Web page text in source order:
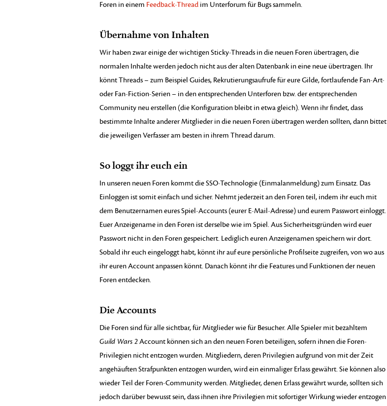
Foren in einem Feedback-Thread im Unterforum für Bugs sammeln.
Übernahme von Inhalten
Wir haben zwar einige der wichtigen Sticky-Threads in die neuen Foren übertragen, die
normalen Inhalte werden jedoch nicht aus der alten Datenbank in eine neue übertragen. Ihr
könnt Threads – zum Beispiel Guides, Rekrutierungsaufrufe für eure Gilde, fortlaufende Fan-Art-
oder Fan-Fiction-Serien – in den entsprechenden Unterforen bzw. der entsprechenden
Community neu erstellen (die Konfiguration bleibt in etwa gleich). Wenn ihr findet, dass
bestimmte Inhalte anderer Mitglieder in die neuen Foren übertragen werden sollten, dann bittet
die jeweiligen Verfasser am besten in ihrem Thread darum.
So loggt ihr euch ein
In unseren neuen Foren kommt die SSO-Technologie (Einmalanmeldung) zum Einsatz. Das
Einloggen ist somit einfach und sicher. Nehmt jederzeit an den Foren teil, indem ihr euch mit
dem Benutzernamen eures Spiel-Accounts (eurer E-Mail-Adresse) und eurem Passwort einloggt.
Euer Anzeigename in den Foren ist derselbe wie im Spiel. Aus Sicherheitsgründen wird euer
Passwort nicht in den Foren gespeichert. Lediglich euren Anzeigenamen speichern wir dort.
Sobald ihr euch eingeloggt habt, könnt ihr auf eure persönliche Profilseite zugreifen, von wo aus
ihr euren Account anpassen könnt. Danach könnt ihr die Features und Funktionen der neuen
Foren entdecken.
Die Accounts
Die Foren sind für alle sichtbar, für Mitglieder wie für Besucher. Alle Spieler mit bezahltem
Guild Wars 2Account können sich an den neuen Foren beteiligen, sofern ihnen die Foren-
Privilegien nicht entzogen wurden. Mitgliedern, deren Privilegien aufgrund von mit der Zeit
angehäuften Strafpunkten entzogen wurden, wird ein einmaliger Erlass gewährt. Sie können also
wieder Teil der Foren-Community werden. Mitglieder, denen Erlass gewährt wurde, sollten sich
jedoch darüber bewusst sein, dass ihnen ihre Privilegien mit sofortiger Wirkung wieder entzogen